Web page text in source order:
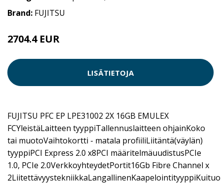
Brand: FUJITSU
2704.4 EUR
LISÄTIETOJA
FUJITSU PFC EP LPE31002 2X 16GB EMULEX
FCYleistäLaitteen tyyppiTallennuslaitteen ohjainKoko
tai muotoVaihtokortti - matala profiiliLiitäntä(väylän)
tyyppiPCI Express 2.0 x8PCI määritelmäuudistusPCIe
1.0, PCIe 2.0VerkkoyhteydetPortit16Gb Fibre Channel x